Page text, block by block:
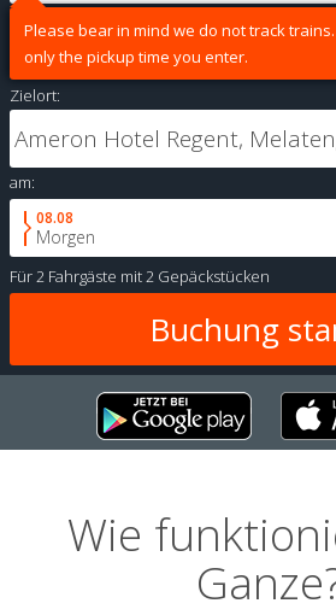
Please bear in mind we do not track
only the pickup time you enter.
Zielort:
am:
08.08
Morgen
Für2 Fahrgäste mit2 Gepäckstücken
Wie